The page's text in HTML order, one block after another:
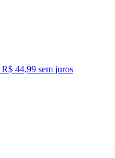
R$ 44,99 sem juros